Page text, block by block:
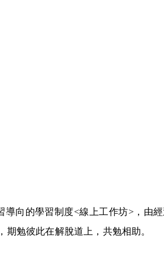
向的學習制度<線上工作坊>，由經
勉彼此在解脫道上，共勉相助。